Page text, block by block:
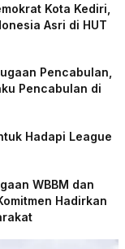
Kota Kediri,
Asri di HUT
Pencabulan,
Pencabulan di
Hadapi League
WBBM dan
Hadirkan